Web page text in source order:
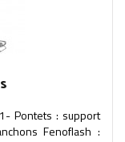
Pontets : support
Fenoflash :